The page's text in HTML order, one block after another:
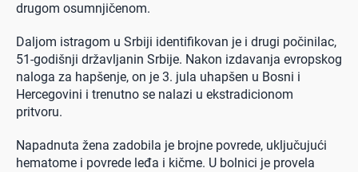
drugom osumnjičenom.
Daljom istragom u Srbiji identifikovan je i drugi počinilac,
51-godišnji državljanin Srbije. Nakon izdavanja evropskog
naloga za hapšenje, on je 3. jula uhapšen u Bosni i
Hercegovini i trenutno se nalazi u ekstradicionom
pritvoru.
Napadnuta žena zadobila je brojne povrede, uključujući
hematome i povrede leđa i kičme. U bolnici je provela